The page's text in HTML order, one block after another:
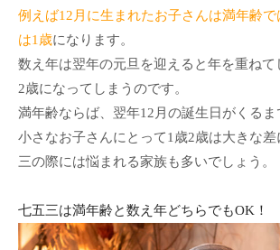
例えば12月に生まれたお子さんは満年齢
は1歳になります。
数え年は翌年の元旦を迎えると年を重ねて
2歳になってしまうのです。
満年齢ならば、翌年12月の誕生日がくるま
小さなお子さんにとって1歳2歳は大きな
三の際には悩まれる家族も多いでしょう。
七五三は満年齢と数え年どちらでもOK！